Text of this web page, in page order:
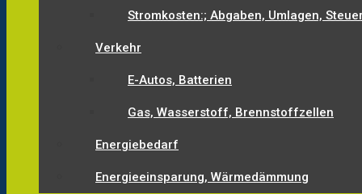
Stromkosten:; Abgaben, Umlagen,
Verkehr
E-Autos, Batterien
Gas, Wasserstoff, Brennstoffzellen
Energiebedarf
Energieeinsparung, Wärmedämmung